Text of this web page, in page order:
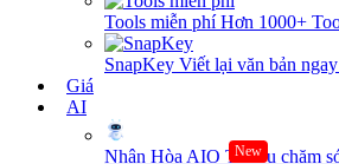
Tools miễn phíHơn 1000+
SnapKey Viết lại văn bản
Giá
AI
Nhân Hòa AIO New
Tối ưu chăm